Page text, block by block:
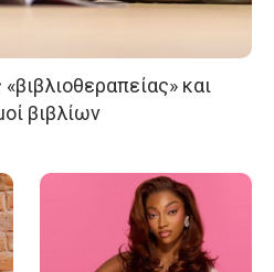
και
βιβλίων